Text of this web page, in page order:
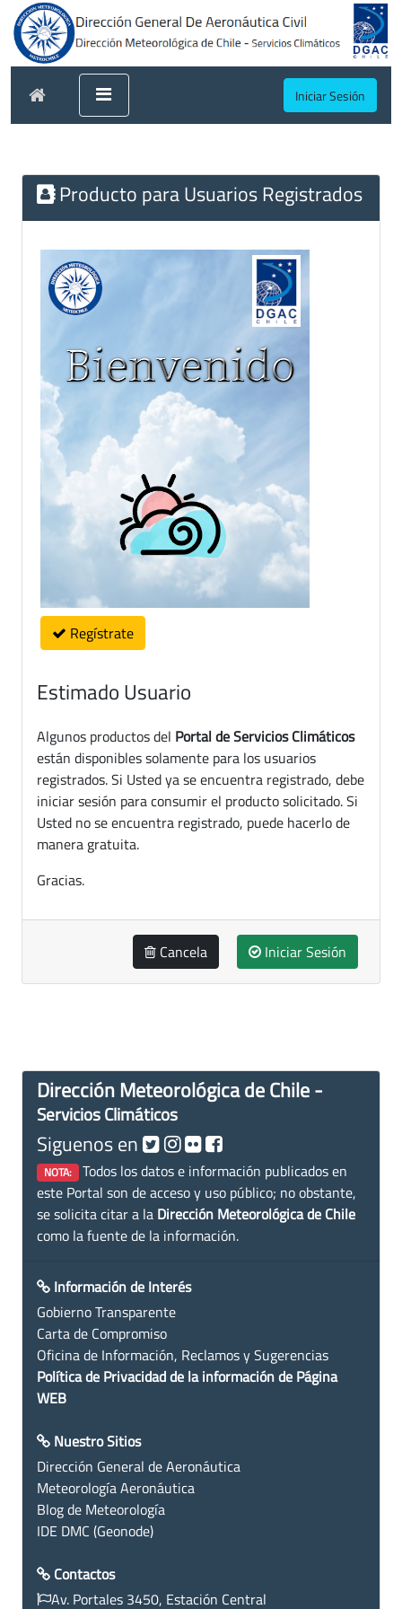
Iniciar Sesión
Producto para Usuarios Registrados
Regístrate
Estimado Usuario
Algunos productos del Portal de Servicios Climáticos
están disponibles solamente para los usuarios
registrados. Si Usted ya se encuentra registrado, debe
iniciar sesión para consumir el producto solicitado. Si
Usted no se encuentra registrado, puede hacerlo de
manera gratuita.
Gracias.
Cancela Iniciar Sesión
Dirección Meteorológica de Chile -
Servicios Climáticos
Siguenos en
NOTA: Todos los datos e información publicados en
este Portal son de acceso y uso público; no obstante,
se solicita citar a la Dirección Meteorológica de Chile
como la fuente de la información.
Información de Interés
Gobierno Transparente
Carta de Compromiso
Oficina de Información, Reclamos y Sugerencias
Política de Privacidad de la información de Página
WEB
Nuestro Sitios
Dirección General de Aeronáutica
Meteorología Aeronáutica
Blog de Meteorología
IDE DMC (Geonode)
Contactos
Av. Portales 3450, Estación Central